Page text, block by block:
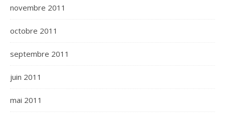
novembre 2011
octobre 2011
septembre 2011
juin 2011
mai 2011